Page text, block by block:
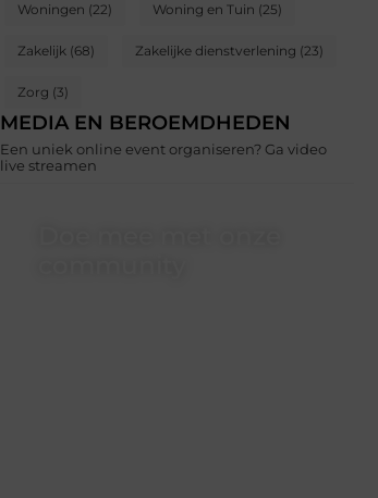
Woningen (22) Woning en Tuin (25)
Zakelijk (68) Zakelijke dienstverlening (23)
Zorg (3)
MEDIA EN BEROEMDHEDEN
Een uniek online event organiseren? Ga video
live streamen